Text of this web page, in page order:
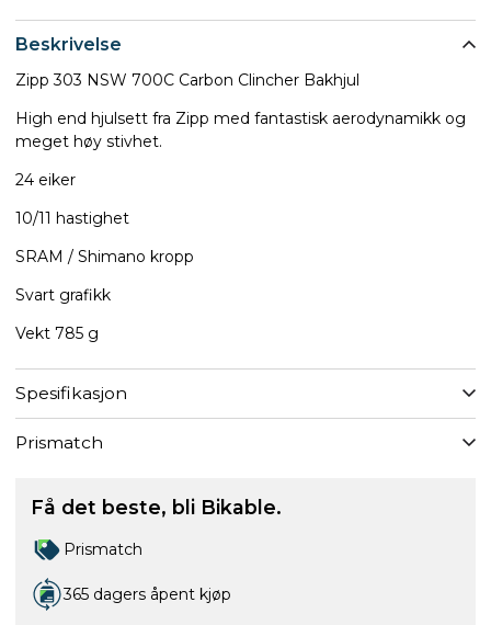
Beskrivelse
Zipp 303 NSW 700C Carbon Clincher Bakhjul
High end hjulsett fra Zipp med fantastisk aerodynamikk og
meget høy stivhet.
24 eiker
10/11 hastighet
SRAM / Shimano kropp
Svart grafikk
Vekt 785 g
Spesifikasjon
Prismatch
Få det beste, bli Bikable.
Prismatch
365 dagers åpent kjøp